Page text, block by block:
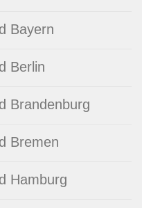
Bayern
Berlin
Brandenburg
Bremen
Hamburg